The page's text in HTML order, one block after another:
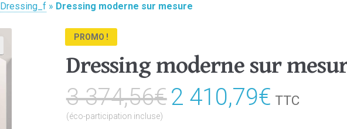
Dressing_f » Dressing moderne sur mesure
PROMO !
Dressing moderne sur
3 374,56€Le
2 410,79€Le
TTC
(éco-participation incluse)